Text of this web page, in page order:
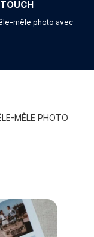
mêle photo avec
MÊLE PHOTO